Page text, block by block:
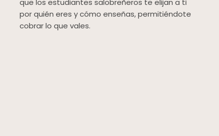
que los estudiantes salobreñeros te elijan a ti
por quién eres y cómo enseñas, permitiéndote
cobrar lo que vales.